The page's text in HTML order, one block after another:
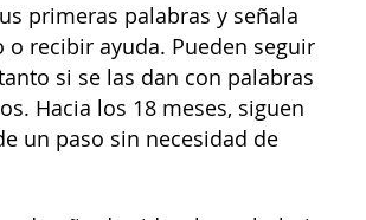
primeras palabras y señala
o recibir ayuda. Pueden seguir
si se las dan con palabras
Hacia los 18 meses, siguen
un paso sin necesidad de